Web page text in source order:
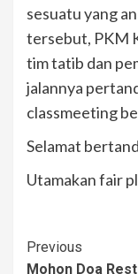
sesuatu yang
tersebut, PKM
tim tatib dan
jalannya
classmeeting
Selamat
Utamakan fair
Post
Previous
Mohon Doa